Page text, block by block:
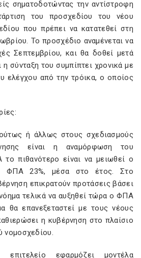
σηματοδοτώντας την αντίστροφη
του προσχεδίου του νέου
που πρέπει να κατατεθεί στη
Το προσχέδιο αναμένεται να
Σεπτεμβρίου, και θα δοθεί μετά
σύνταξη του συμπίπτει χρονικά με
ελέγχου από την τρόικα, ο οποίος
ή άλλως στους σχεδιασμούς
είναι η αναμόρφωση του
πιθανότερο είναι να μειωθεί ο
ΦΠΑ 23%, μέσα στο έτος. Στο
επικρατούν προτάσεις βάσει
τελικά να αυξηθεί τώρα ο ΦΠΑ
θα επανεξεταστεί με τους νέους
η κυβέρνηση στο πλαίσιο
νομοσχεδίου.
εφαρμόζει μοντέλα